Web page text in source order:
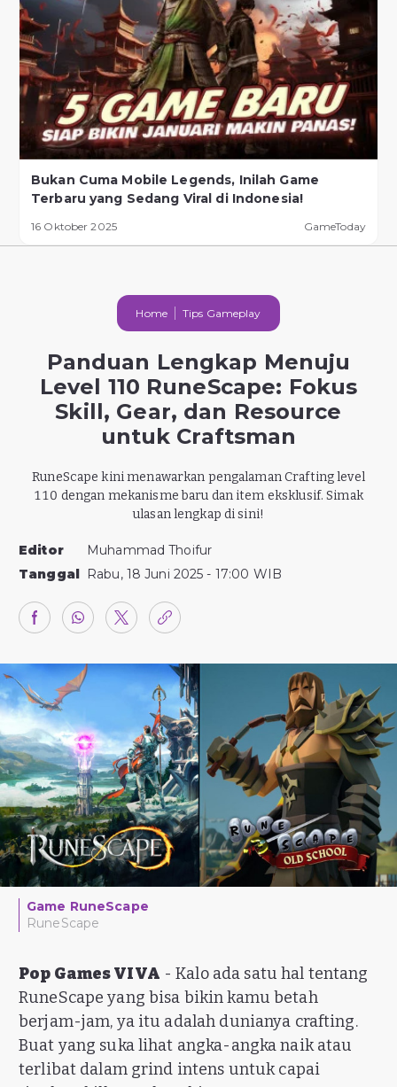
Bukan Cuma Mobile Legends, Inilah Game
Terbaru yang Sedang Viral di Indonesia!
16 Oktober 2025 GameToday
Home Tips Gameplay
Panduan Lengkap Menuju
Level 110 RuneScape: Fokus
Skill, Gear, dan Resource
untuk Craftsman
RuneScape kini menawarkan pengalaman Crafting level
110 dengan mekanisme baru dan item eksklusif. Simak
ulasan lengkap di sini!
Editor
Muhammad Thoifur
Tanggal Rabu, 18 Juni 2025 - 17:00 WIB
Game RuneScape
RuneScape
Pop Games VIVA - Kalo ada satu hal tentang
RuneScape yang bisa bikin kamu betah
berjam-jam, ya itu adalah dunianya crafting.
Buat yang suka lihat angka-angka naik atau
terlibat dalam grind intens untuk capai